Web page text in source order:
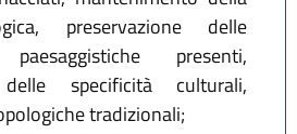
preservazione delle
paesaggistiche presenti,
delle specificità culturali,
tradizionali;